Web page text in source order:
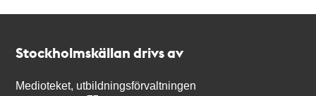
Stockholmskällan drivs av
Medioteket, utbildningsförvaltningen